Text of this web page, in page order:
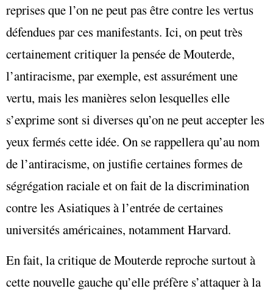
reprises que l’on ne peut pas être contre les vertus
défendues par ces manifestants. Ici, on peut très
certainement critiquer la pensée de Mouterde,
l’antiracisme, par exemple, est assurément une
vertu, mais les manières selon lesquelles elle
s’exprime sont si diverses qu’on ne peut accepter les
yeux fermés cette idée. On se rappellera qu’au nom
de l’antiracisme, on justifie certaines formes de
ségrégation raciale et on fait de la discrimination
contre les Asiatiques à l’entrée de certaines
universités américaines, notamment Harvard.
En fait, la critique de Mouterde reproche surtout à
cette nouvelle gauche qu’elle préfère s’attaquer à la